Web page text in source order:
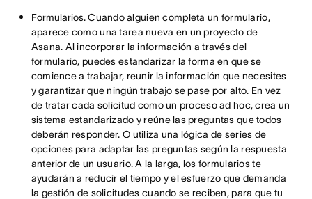
Formularios. Cuando alguien completa un formulario,
aparece como una tarea nueva en un proyecto de
Asana. Al incorporar la información a través del
formulario, puedes estandarizar la forma en que se
comience a trabajar, reunir la información que necesites
y garantizar que ningún trabajo se pase por alto. En vez
de tratar cada solicitud como un proceso ad hoc, crea un
sistema estandarizado y reúne las preguntas que todos
deberán responder. O utiliza una lógica de series de
opciones para adaptar las preguntas según la respuesta
anterior de un usuario. A la larga, los formularios te
ayudarán a reducir el tiempo y el esfuerzo que demanda
la gestión de solicitudes cuando se reciben, para que tu